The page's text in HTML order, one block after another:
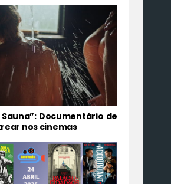
Documentário de
nos cinemas